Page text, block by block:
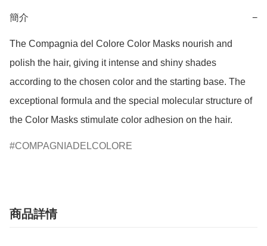
簡介 −
The Compagnia del Colore Color Masks nourish and
polish the hair, giving it intense and shiny shades
according to the chosen color and the starting base. The
exceptional formula and the special molecular structure of
the Color Masks stimulate color adhesion on the hair.
COMPAGNIADELCOLORE
商品詳情